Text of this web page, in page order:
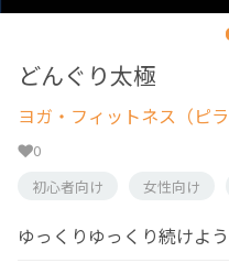
どんぐり太極
ヨガ・フィットネス（ピラ
0
初心者向け
女性向け
ゆっくりゆっくり続けよう